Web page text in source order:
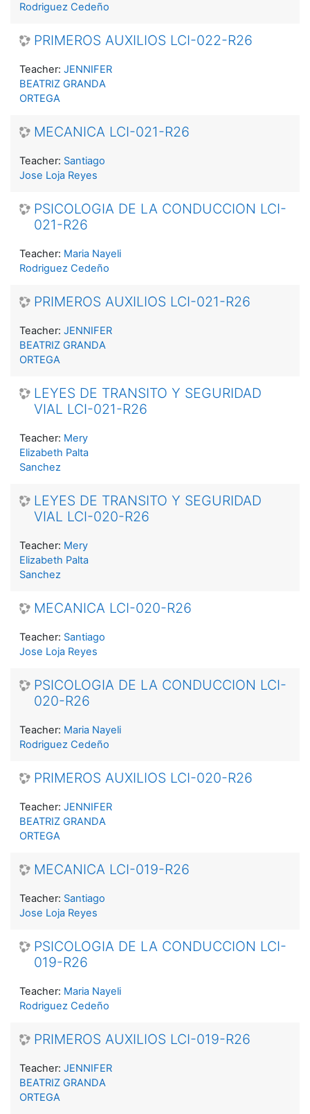
Rodriguez Cedeño
PRIMEROS AUXILIOS LCI-022-R26
Teacher: JENNIFER
BEATRIZ GRANDA
ORTEGA
MECANICA LCI-021-R26
Teacher: Santiago
Jose Loja Reyes
PSICOLOGIA DE LA CONDUCCION LCI-
021-R26
Teacher: Maria Nayeli
Rodriguez Cedeño
PRIMEROS AUXILIOS LCI-021-R26
Teacher: JENNIFER
BEATRIZ GRANDA
ORTEGA
LEYES DE TRANSITO Y SEGURIDAD
VIAL LCI-021-R26
Teacher: Mery
Elizabeth Palta
Sanchez
LEYES DE TRANSITO Y SEGURIDAD
VIAL LCI-020-R26
Teacher: Mery
Elizabeth Palta
Sanchez
MECANICA LCI-020-R26
Teacher: Santiago
Jose Loja Reyes
PSICOLOGIA DE LA CONDUCCION LCI-
020-R26
Teacher: Maria Nayeli
Rodriguez Cedeño
PRIMEROS AUXILIOS LCI-020-R26
Teacher: JENNIFER
BEATRIZ GRANDA
ORTEGA
MECANICA LCI-019-R26
Teacher: Santiago
Jose Loja Reyes
PSICOLOGIA DE LA CONDUCCION LCI-
019-R26
Teacher: Maria Nayeli
Rodriguez Cedeño
PRIMEROS AUXILIOS LCI-019-R26
Teacher: JENNIFER
BEATRIZ GRANDA
ORTEGA